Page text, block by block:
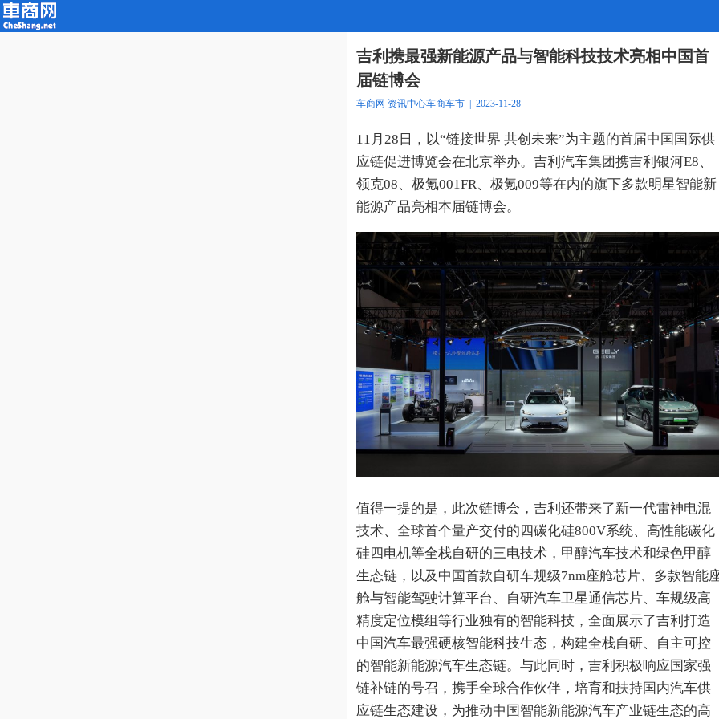
吉利携最强新能源产品与智能科技技术亮相中国首
届链博会
车商网 资讯中心车商车市 | 2023-11-28
11月28日，以“链接世界 共创未来”为主题的首届中国国际供
应链促进博览会在北京举办。吉利汽车集团携吉利银河E8、
领克08、极氪001FR、极氪009等在内的旗下多款明星智能新
能源产品亮相本届链博会。
值得一提的是，此次链博会，吉利还带来了新一代雷神电混
技术、全球首个量产交付的四碳化硅800V系统、高性能碳化
硅四电机等全栈自研的三电技术，甲醇汽车技术和绿色甲醇
生态链，以及中国首款自研车规级7nm座舱芯片、多款智能
舱与智能驾驶计算平台、自研汽车卫星通信芯片、车规级高
精度定位模组等行业独有的智能科技，全面展示了吉利打造
中国汽车最强硬核智能科技生态，构建全栈自研、自主可控
的智能新能源汽车生态链。与此同时，吉利积极响应国家强
链补链的号召，携手全球合作伙伴，培育和扶持国内汽车供
应链生态建设，为推动中国智能新能源汽车产业链生态的高